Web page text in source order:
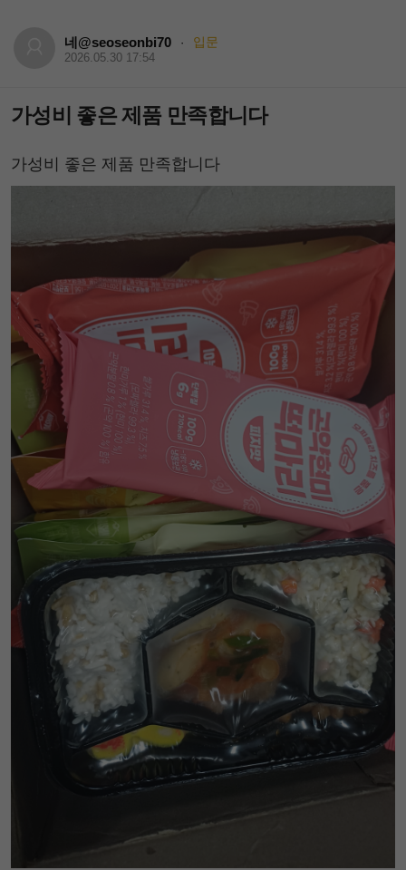
네@seoseonbi70 · 입문
2026.05.30 17:54
가성비 좋은 제품 만족합니다
가성비 좋은 제품 만족합니다